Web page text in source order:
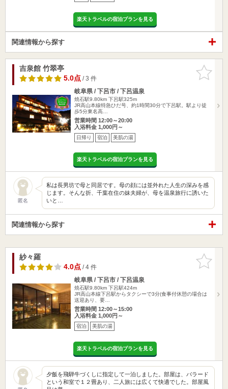
楽天トラベルの宿泊プランを見る
関連情報から探す
お気に入
りに追加
吉泉館 竹翠亭
5.0点/ 3 件
岐阜県 / 下呂市 / 下呂温泉
焼石駅9.80km 下呂駅325m
JR高山本線特急ひだ号、約1時間30分で下呂駅。駅より徒
歩5分東名高…
営業時間 12:00～20:00
入浴料金 1,000円～
日帰り 宿泊 美肌の湯
楽天トラベルの宿泊プランを見る
匿名
私は長男坊で母と同居です。母の顔には並外れた人生の深みを感
じます。そんな折、千葉在住の妹夫婦が、母を温泉旅行に誘いた
いと…
関連情報から探す
お気に入
りに追加
紗々羅
4.0点/ 4 件
岐阜県 / 下呂市 / 下呂温泉
焼石駅9.80km 下呂駅424m
JR高山本線下呂駅からタクシーで3分(食事付休憩の場合は
送迎あり、要…
営業時間 12:00～15:00
入浴料金 1,000円～
宿泊 美肌の湯
楽天トラベルの宿泊プランを見る
夕飯を飛騨牛づくしに指定して一泊しました。部屋は、バラード
という和室で１２畳あり、二人旅には広くて快適でした。部屋風